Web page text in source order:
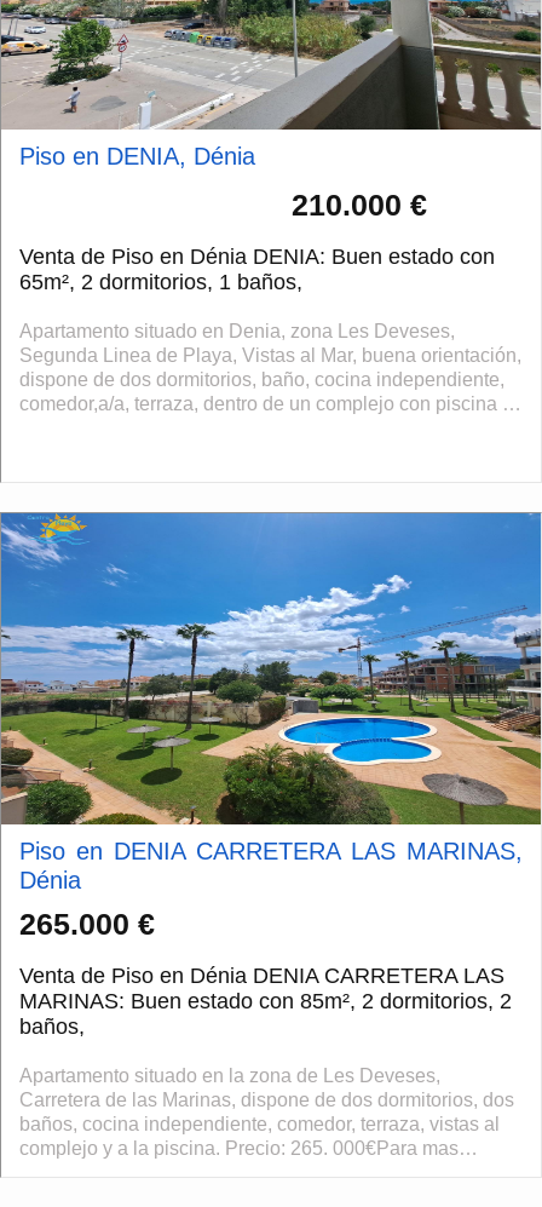
Piso en DENIA, Dénia
210.000 €
Venta de Piso en Dénia DENIA: Buen estado con
65m², 2 dormitorios, 1 baños,
Apartamento situado en Denia, zona Les Deveses,
Segunda Linea de Playa, Vistas al Mar, buena orientación,
dispone de dos dormitorios, baño, cocina independiente,
comedor,a/a, terraza, dentro de un complejo con piscina y
Piso en DENIA CARRETERA LAS MARINAS,
Dénia
265.000 €
Venta de Piso en Dénia DENIA CARRETERA LAS
MARINAS: Buen estado con 85m², 2 dormitorios, 2
baños,
Apartamento situado en la zona de Les Deveses,
Carretera de las Marinas, dispone de dos dormitorios, dos
baños, cocina independiente, comedor, terraza, vistas al
complejo y a la piscina. Precio: 265. 000€Para mas
informcion: www. Centroplaya. Com...